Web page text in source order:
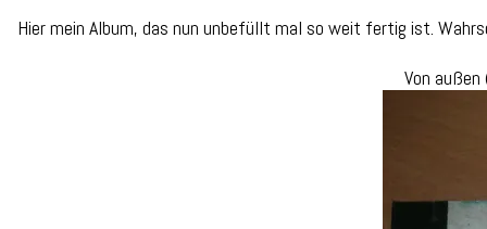
Hier mein Album, das nun unbefüllt mal so weit fertig ist.
Von